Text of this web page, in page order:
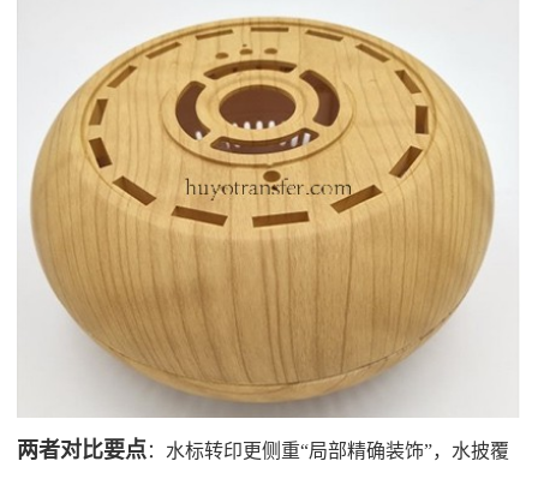
两者对比要点：水标转印更侧重“局部精确装饰”，水披覆